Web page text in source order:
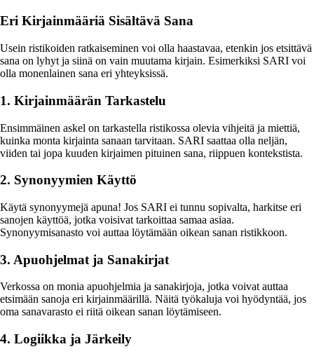
Eri Kirjainmääriä Sisältävä Sana
Usein ristikoiden ratkaiseminen voi olla haastavaa, etenkin jos etsittävä
sana on lyhyt ja siinä on vain muutama kirjain. Esimerkiksi SARI voi
olla monenlainen sana eri yhteyksissä.
1. Kirjainmäärän Tarkastelu
Ensimmäinen askel on tarkastella ristikossa olevia vihjeitä ja miettiä,
kuinka monta kirjainta sanaan tarvitaan. SARI saattaa olla neljän,
viiden tai jopa kuuden kirjaimen pituinen sana, riippuen kontekstista.
2. Synonyymien Käyttö
Käytä synonyymejä apuna! Jos SARI ei tunnu sopivalta, harkitse eri
sanojen käyttöä, jotka voisivat tarkoittaa samaa asiaa.
Synonyymisanasto voi auttaa löytämään oikean sanan ristikkoon.
3. Apuohjelmat ja Sanakirjat
Verkossa on monia apuohjelmia ja sanakirjoja, jotka voivat auttaa
etsimään sanoja eri kirjainmäärillä. Näitä työkaluja voi hyödyntää, jos
oma sanavarasto ei riitä oikean sanan löytämiseen.
4. Logiikka ja Järkeily